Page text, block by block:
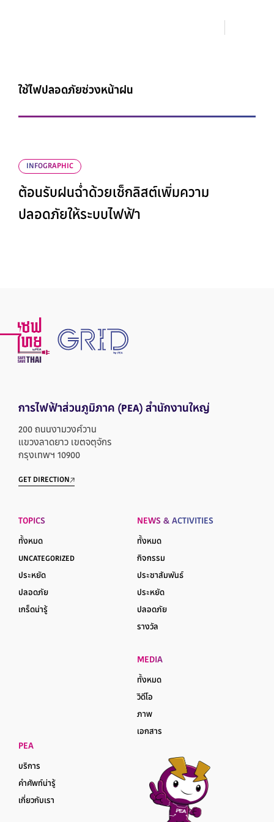
ใช้ไฟปลอดภัยช่วงหน้าฝน
INFOGRAPHIC
ต้อนรับฝนฉ่ำด้วยเช็กลิสต์เพิ่มความ
ปลอดภัยให้ระบบไฟฟ้า
การไฟฟ้าส่วนภูมิภาค (PEA) สำนักงานใหญ่
200 ถนนงามวงศ์วาน
แขวงลาดยาว เขตจตุจักร
กรุงเทพฯ 10900
GET DIRECTION
TOPICS
ทั้งหมด
UNCATEGORIZED
ประหยัด
ปลอดภัย
เกร็ดน่ารู้
NEWS & ACTIVITIES
ทั้งหมด
กิจกรรม
ประชาสัมพันธ์
ประหยัด
ปลอดภัย
รางวัล
MEDIA
ทั้งหมด
วิดีโอ
ภาพ
เอกสาร
PEA
บริการ
คำศัพท์น่ารู้
เกี่ยวกับเรา